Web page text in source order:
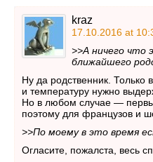
kraz
17.10.2016 at
>>А ничего что
ближайшего
Ну да родственник. Только
и температуру нужно
Но в любом случае —
поэтому для французов и
>>По моему в это время
Огласите, пожалста, весь